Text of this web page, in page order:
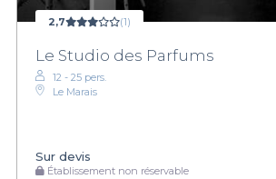
2,7 (1)
Le Studio des Parfums
12 - 25 pers.
Le Marais
Sur devis
Établissement non réservable